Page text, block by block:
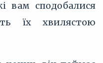
вам сподобалися
їх хвилястою